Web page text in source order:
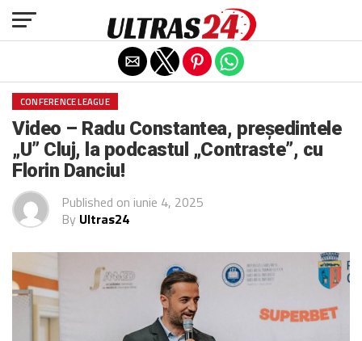
CONFERENCE LEAGUE
Video – Radu Constantea, președintele
„U” Cluj, la podcastul „Contraste”, cu
Florin Danciu!
Published on iunie 4, 2025
By Ultras24
Exit mobile version